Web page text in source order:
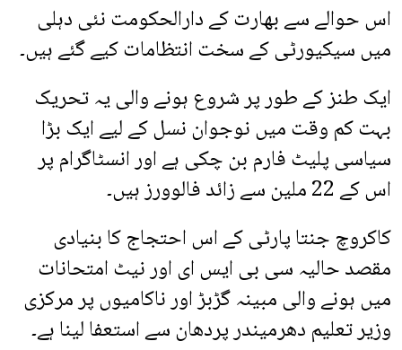
اس حوالے سے بھارت کے دارالحکومت نئی دہلی
میں سیکیورٹی کے سخت انتظامات کیے گئے ہیں۔
ایک طنز کے طور پر شروع ہونے والی یہ تحریک
بہت کم وقت میں نوجوان نسل کے لیے ایک بڑا
سیاسی پلیٹ فارم بن چکی ہے اور انسٹاگرام پر
اس کے 22 ملین سے زائد فالوورز ہیں۔
کاکروچ جنتا پارٹی کے اس احتجاج کا بنیادی
مقصد حالیہ سی بی ایس ای اور نیٹ امتحانات
میں ہونے والی مبینہ گڑبڑ اور ناکامیوں پر مرکزی
وزیر تعلیم دھرمیندر پردھان سے استعفا لینا ہے۔